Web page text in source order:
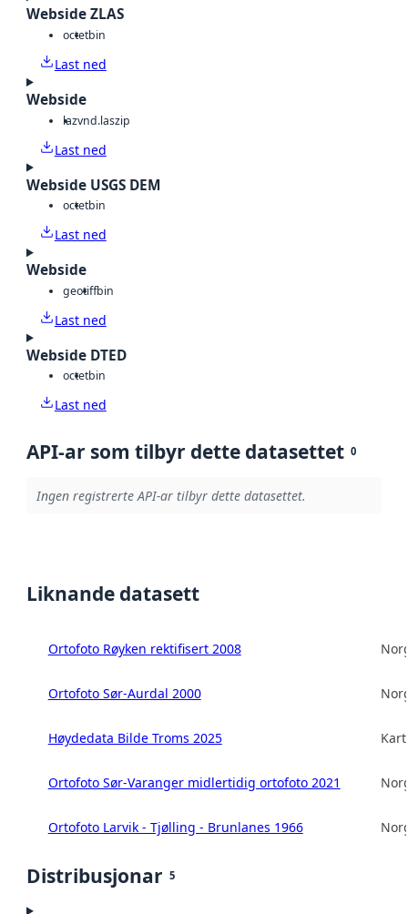
Webside ZLAS
octetbin
Last ned
Webside
lazvnd.laszip
Last ned
Webside USGS DEM
octetbin
Last ned
Webside
geotiffbin
Last ned
Webside DTED
octetbin
Last ned
API-ar som tilbyr dette datasettet 0
Ingen registrerte API-ar tilbyr dette datasettet.
Liknande datasett
Ortofoto Røyken rektifisert 2008
Ortofoto Sør-Aurdal 2000
Høydedata Bilde Troms 2025
Ortofoto Sør-Varanger midlertidig ortofoto 2021
Ortofoto Larvik - Tjølling - Brunlanes 1966
Distribusjonar 5